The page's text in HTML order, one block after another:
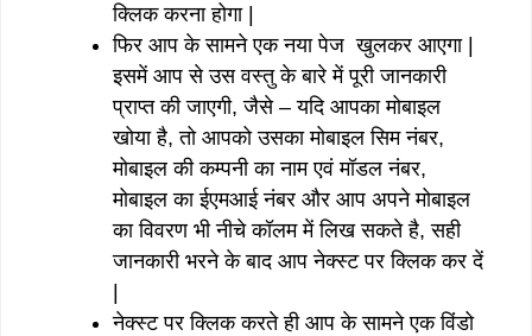
क्लिक करना होगा |
फिर आप के सामने एक नया पेज खुलकर आएगा |
इसमें आप से उस वस्तु के बारे में पूरी जानकारी
प्राप्त की जाएगी, जैसे – यदि आपका मोबाइल
खोया है, तो आपको उसका मोबाइल सिम नंबर,
मोबाइल की कम्पनी का नाम एवं मॉडल नंबर,
मोबाइल का ईएमआई नंबर और आप अपने मोबाइल
का विवरण भी नीचे कॉलम में लिख सकते है, सही
जानकारी भरने के बाद आप नेक्स्ट पर क्लिक कर दें
|
नेक्स्ट पर क्लिक करते ही आप के सामने एक विंडो